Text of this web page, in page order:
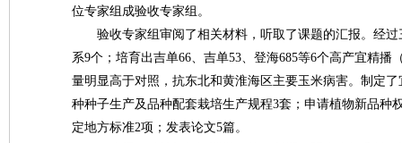
位专家组成验收专家组。
验收专家组审阅了相关材料，听取了课题的汇报。经过
系9个；培育出吉单66、吉单53、登海685等6个高产宜精
量明显高于对照，抗东北和黄淮海区主要玉米病害。制定
种种子生产及品种配套栽培生产规程3套；申请植物新品种
定地方标准2项；发表论文5篇。